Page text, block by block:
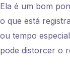
Ela é um bom
o que está
ou tempo
pode distorcer o